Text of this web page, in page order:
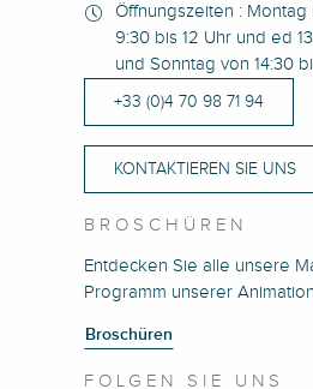
Öffnungszeiten : Montag
9:30 bis 12 Uhr und ed
und Sonntag von 14:30
+33 (0)4 70 98 71 94
KONTAKTIEREN SIE UNS
BROSCHÜREN
Entdecken Sie alle unsere
Programm unserer
Broschüren
FOLGEN SIE UNS